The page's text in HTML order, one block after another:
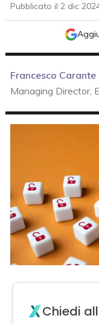
Pubblicato il 2 dic
Francesco Carante
Managing Director,
Chiedi